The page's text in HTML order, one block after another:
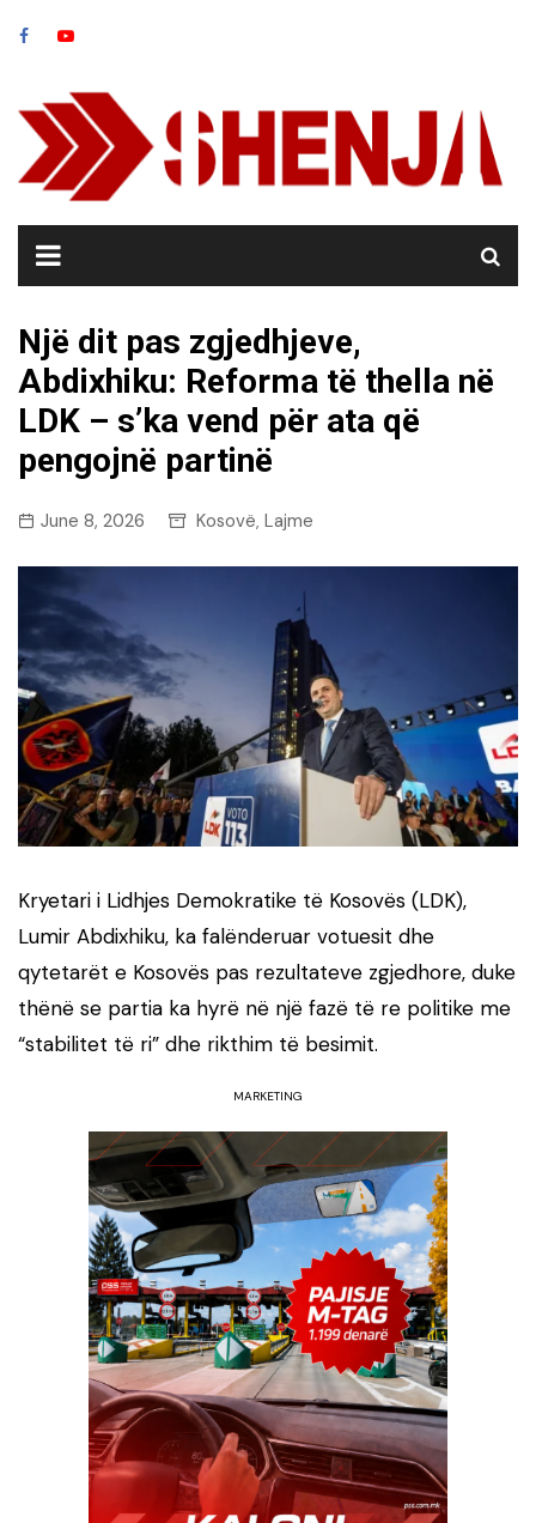
Një dit pas zgjedhjeve,
Abdixhiku: Reforma të thella në
LDK – s’ka vend për ata që
pengojnë partinë
June 8, 2026 Kosovë, Lajme
Kryetari i Lidhjes Demokratike të Kosovës (LDK),
Lumir Abdixhiku, ka falënderuar votuesit dhe
qytetarët e Kosovës pas rezultateve zgjedhore, duke
thënë se partia ka hyrë në një fazë të re politike me
“stabilitet të ri” dhe rikthim të besimit.
MARKETING